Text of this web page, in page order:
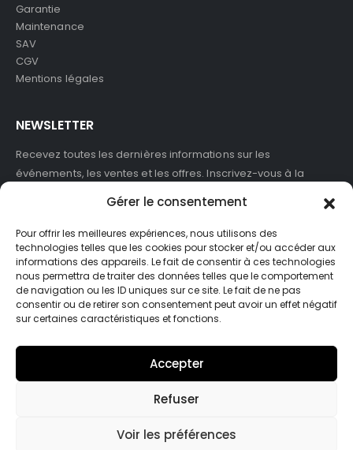
Gérer le consentement
Pour offrir les meilleures expériences, nous utilisons des
technologies telles que les cookies pour stocker et/ou accéder aux
informations des appareils. Le fait de consentir à ces technologies
nous permettra de traiter des données telles que le comportement
de navigation ou les ID uniques sur ce site. Le fait de ne pas
consentir ou de retirer son consentement peut avoir un effet négatif
sur certaines caractéristiques et fonctions.
Accepter
Refuser
Voir les préférences
Garantie
Maintenance
SAV
CGV
Mentions légales
NEWSLETTER
Recevez toutes les dernières informations sur les
événements, les ventes et les offres. Inscrivez-vous à la
J'accepte de recevoir des newsletters et des informations
marketing de ASB France.